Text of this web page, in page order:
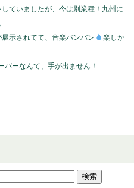
ていましたが、今は別業種！九州に
示されてて、音楽バンバン
楽しか
バーなんて、手が出ません！